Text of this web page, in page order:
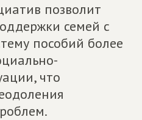
позволит
семей с
пособий более
что